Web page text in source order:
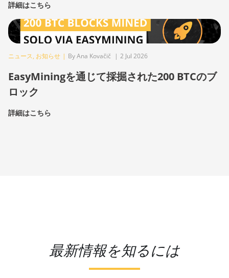
詳細はこちら
ニュース, お知らせ | By Ana Kovačič | 2 Jul 2026
EasyMiningを通じて採掘された200 BTCのブ
ロック
詳細はこちら
最新情報を知るには